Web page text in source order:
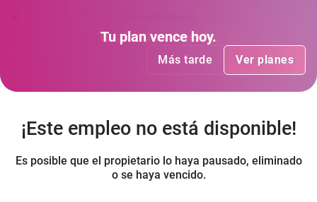
Tu plan ha vencido.
Más tarde Ver planes
Tu plan vence hoy.
Más tarde Ver planes
¡Este empleo no está disponible!
Es posible que el propietario lo haya pausado, eliminado
o se haya vencido.